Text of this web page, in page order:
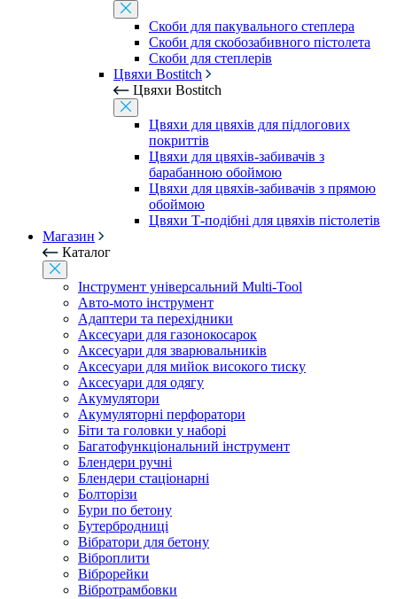
Скоби для пакувального степлера
Скоби для скобозабивного пістолета
Скоби для степлерів
Цвяхи Bostitch
Цвяхи Bostitch
Цвяхи для цвяхів для підлогових
покриттів
Цвяхи для цвяхів-забивачів з
барабанною обоймою
Цвяхи для цвяхів-забивачів з прямою
обоймою
Цвяхи Т-подібні для цвяхів пістолетів
Магазин
Каталог
Інструмент універсальний Multi-Tool
Авто-мото інструмент
Адаптери та перехідники
Аксесуари для газонокосарок
Аксесуари для зварювальників
Аксесуари для мийок високого тиску
Аксесуари для одягу
Акумулятори
Акумуляторні перфоратори
Біти та головки у наборі
Багатофункціональний інструмент
Блендери ручні
Блендери стаціонарні
Болторізи
Бури по бетону
Бутербродниці
Вібратори для бетону
Віброплити
Віброрейки
Вібротрамбовки